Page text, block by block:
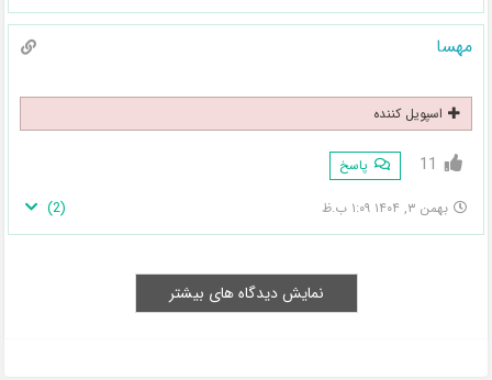
مهسا
اسپویل کننده
11 پاسخ
بهمن ۳, ۱۴۰۴ ۱:۰۹ ب.ظ (
2
)
نمایش دیدگاه های بیشتر